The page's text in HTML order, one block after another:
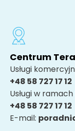
Centrum
Usługi
+48 58 727 17 12
Usługi w ramach
+48 58 727 17 12
E-mail: